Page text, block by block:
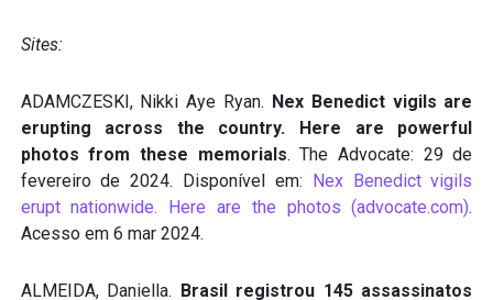
Sites:
ADAMCZESKI, Nikki Aye Ryan. Nex Benedict vigils are
erupting across the country. Here are powerful
photos from these memorials. The Advocate: 29 de
fevereiro de 2024. Disponível em:
Nex Benedict vigils
erupt nationwide. Here are the photos (advocate.com).
Acesso em 6 mar 2024.
ALMEIDA, Daniella.
Brasil registrou 145 assassinatos